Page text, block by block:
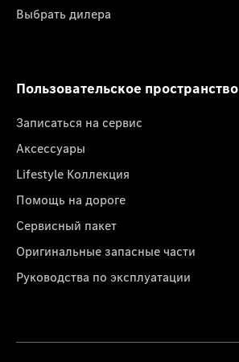
Выбрать дилера
Пользовательское пространство
Записаться на сервис
Аксессуары
Lifestyle Коллекция
Помощь на дороге
Сервисный пакет
Оригинальные запасные части
Руководства по эксплуатации